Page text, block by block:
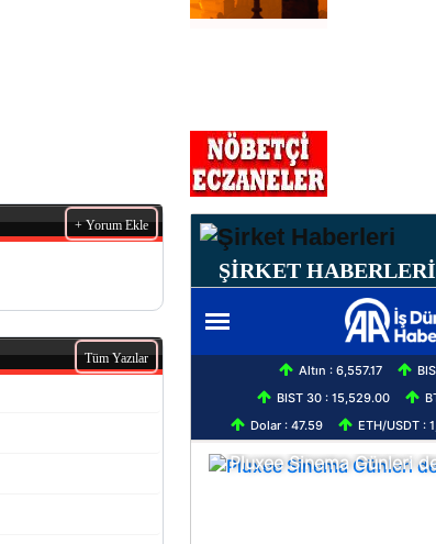
+ Yorum Ekle
Tüm Yazılar
ŞİRKET HABERLERİ